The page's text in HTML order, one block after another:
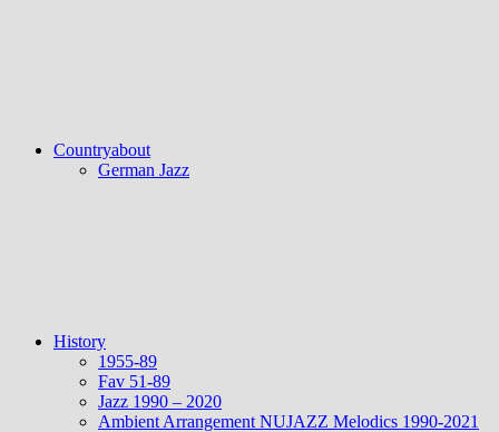
Countryabout
German Jazz
History
1955-89
Fav 51-89
Jazz 1990 – 2020
Ambient Arrangement NUJAZZ Melodics 1990-2021